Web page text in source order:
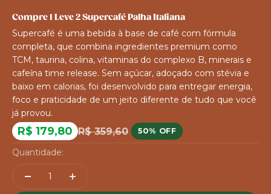
Compre 1 Leve 2 Supercafé Palha Italiana
Supercafé é uma bebida à base de café com fórmula
completa, que combina ingredientes premium como
TCM, taurina, colina, vitaminas do complexo B, minerais e
cafeína time release. Sem açúcar, adoçado com stévia e
baixo em calorias, foi desenvolvido para entregar energia,
foco e praticidade de um jeito diferente de tudo que você
já provou.
Preço promocional
R$ 179,80 Preço normal
R$ 359,60 50% OFF
Quantidade: